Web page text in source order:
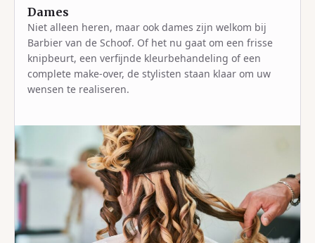
Dames
Niet alleen heren, maar ook dames zijn welkom bij
Barbier van de Schoof. Of het nu gaat om een frisse
knipbeurt, een verfijnde kleurbehandeling of een
complete make-over, de stylisten staan klaar om uw
wensen te realiseren.